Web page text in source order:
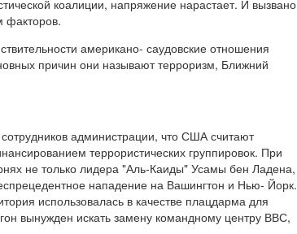
коалиции, напряжение нарастает. И вызвано
факторов.
американо- саудовские отношения
причин они называют терроризм, Ближний
администрации, что США считают
террористических группировок. При
не только лидера "Аль-Каиды" Усамы бен Ладена,
нападение на Вашингтон и Нью- Йорк.
использовалась в качестве плацдарма для
вынужден искать замену командному центру ВВС,